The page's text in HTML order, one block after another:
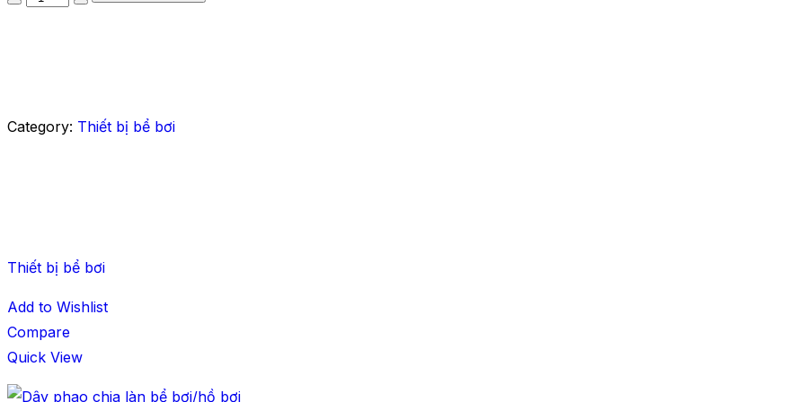
Category: Thiết bị bể bơi
Thiết bị bể bơi
Add to Wishlist
Compare
Quick View